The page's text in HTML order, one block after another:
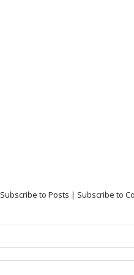
Subscribe to Posts | Subscribe to